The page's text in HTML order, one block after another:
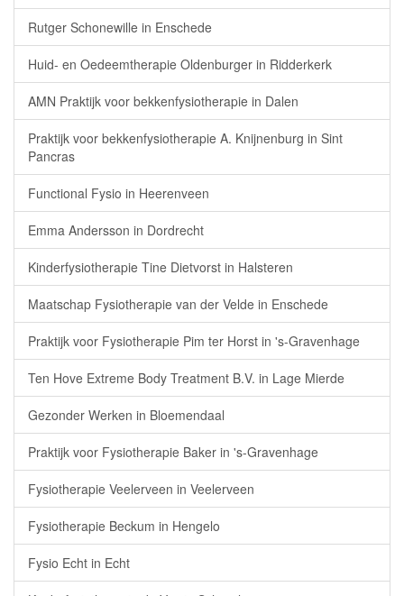
Rutger Schonewille in Enschede
Huid- en Oedeemtherapie Oldenburger in Ridderkerk
AMN Praktijk voor bekkenfysiotherapie in Dalen
Praktijk voor bekkenfysiotherapie A. Knijnenburg in Sint
Pancras
Functional Fysio in Heerenveen
Emma Andersson in Dordrecht
Kinderfysiotherapie Tine Dietvorst in Halsteren
Maatschap Fysiotherapie van der Velde in Enschede
Praktijk voor Fysiotherapie Pim ter Horst in 's-Gravenhage
Ten Hove Extreme Body Treatment B.V. in Lage Mierde
Gezonder Werken in Bloemendaal
Praktijk voor Fysiotherapie Baker in 's-Gravenhage
Fysiotherapie Veelerveen in Veelerveen
Fysiotherapie Beckum in Hengelo
Fysio Echt in Echt